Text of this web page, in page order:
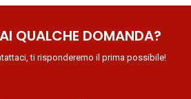
QUALCHE DOMANDA?
ti risponderemo il prima possibile!